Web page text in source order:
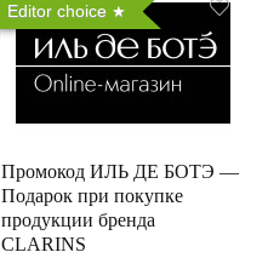
Editor choice
Промокод ИЛЬ ДЕ БОТЭ —
Подарок при покупке
продукции бренда
CLARINS